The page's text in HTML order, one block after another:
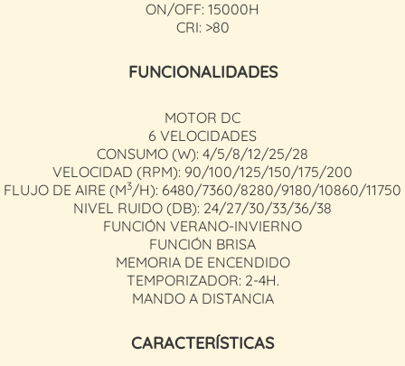
ON/OFF: 15000H
CRI: >80
FUNCIONALIDADES
MOTOR DC
6 VELOCIDADES
CONSUMO (W): 4/5/8/12/25/28
VELOCIDAD (RPM): 90/100/125/150/175/200
FLUJO DE AIRE (M3/H): 6480/7360/8280/9180/10860/11750
NIVEL RUIDO (DB): 24/27/30/33/36/38
FUNCIÓN VERANO-INVIERNO
FUNCIÓN BRISA
MEMORIA DE ENCENDIDO
TEMPORIZADOR: 2-4H.
MANDO A DISTANCIA
CARACTERÍSTICAS